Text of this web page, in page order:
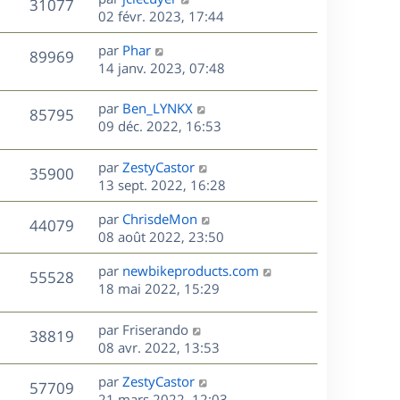
e
s
a
g
e
m
e
s
s
e
i
e
r
m
e
s
s
e
31077
u
e
r
n
i
e
r
m
s
a
e
02 févr. 2023, 17:44
89969V
u
e
s
D
e
n
i
r
m
e
s
a
e
par Phar
14 janv. 2023, 07:48
85795V
u
e
D
e
n
i
e
r
m
e
s
s
e
par Ben_LYNKX
09 déc. 2022, 16:53
35900V
u
s
D
e
r
n
i
e
r
m
e
s
s
a
g
par ZestyCastor
13 sept. 2022, 16:28
44079V
u
e
D
e
r
n
i
e
r
m
e
s
par ChrisdeMon
08 août 2022, 23:50
55528V
u
e
D
e
n
i
e
r
m
par newbikeproducts.com
18 mai 2022, 15:29
38819V
u
D
e
r
n
par Friserando
08 avr. 2022, 13:53
57709V
D
par ZestyCastor